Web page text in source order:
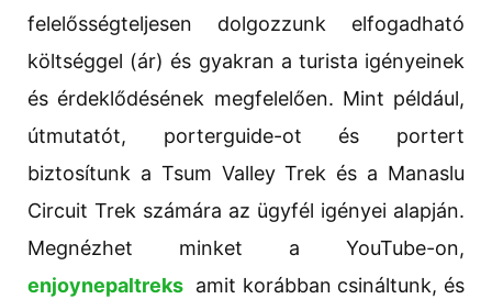
felelősségteljesen dolgozzunk elfogadható
költséggel (ár) és gyakran a turista igényeinek
és érdeklődésének megfelelően. Mint például,
útmutatót, porterguide-ot és portert
biztosítunk a Tsum Valley Trek és a Manaslu
Circuit Trek számára az ügyfél igényei alapján.
Megnézhet minket a YouTube-on,
enjoynepaltreks amit korábban csináltunk, és